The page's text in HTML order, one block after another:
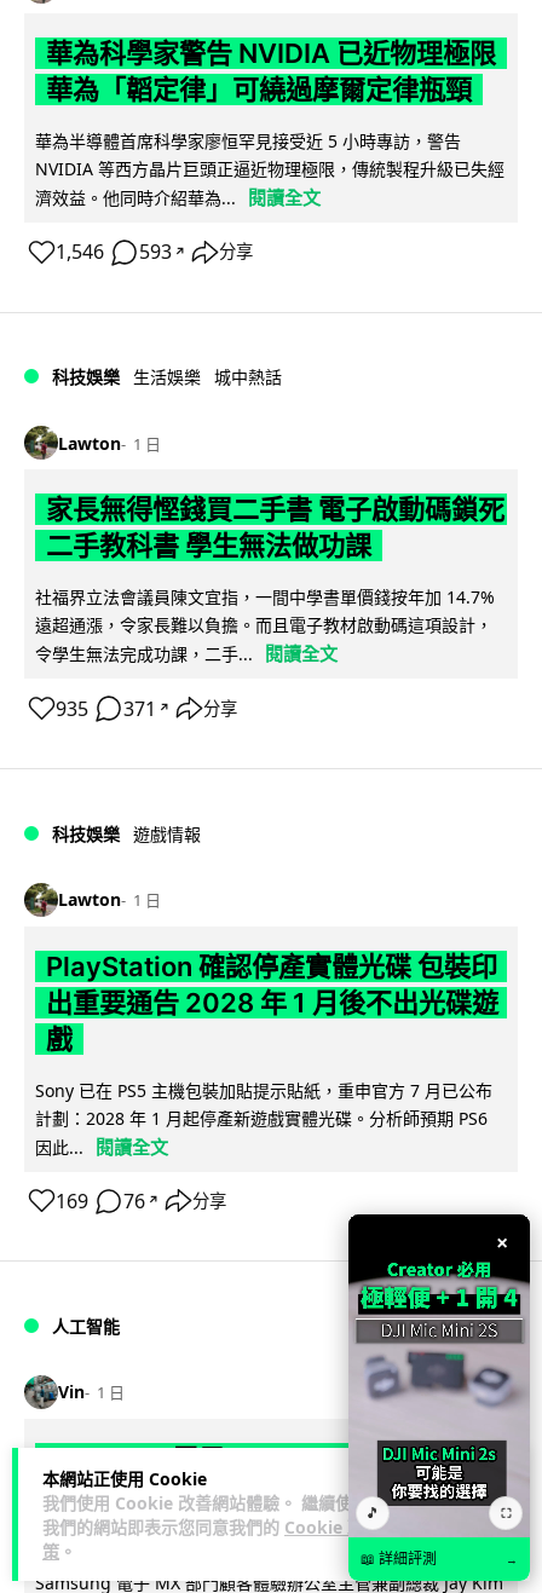
本網站正使用 Cookie
我們使用 Cookie 改善網站體驗。 繼續使用
我們的網站即表示您同意我們的 Cookie 政
策 。
華為科學家警告 NVIDIA 已近物理極限
華為「韜定律」可繞過摩爾定律瓶頸
華為半導體首席科學家廖恒罕見接受近 5 小時專訪，警告
NVIDIA 等西方晶片巨頭正逼近物理極限，傳統製程升級已失經
濟效益。他同時介紹華為...
閱讀全文
1,546 593 ↗ 分享
科技娛樂 生活娛樂 城中熱話
Lawton 1 日
家長無得慳錢買二手書 電子啟動碼鎖死
二手教科書 學生無法做功課
社福界立法會議員陳文宜指，一間中學書單價錢按年加 14.7%
遠超通漲，令家長難以負擔。而且電子教材啟動碼這項設計，
令學生無法完成功課，二手...
閱讀全文
935 371 ↗ 分享
科技娛樂 遊戲情報
Lawton 1 日
PlayStation 確認停產實體光碟 包裝印
出重要通告 2028 年 1 月後不出光碟遊
戲
Sony 已在 PS5 主機包裝加貼提示貼紙，重申官方 7 月已公布
計劃：2028 年 1 月起停產新遊戲實體光碟。分析師預期 PS6
因此...
閱讀全文
169 76 ↗ 分享
人工智能
Vin 1 日
Samsung 展示 Galaxy AI 新方向 未來
手機毋須輸入文字 轉向 Agent 全自動操
作
Samsung 電子 MX 部門顧客體驗辦公室主管兼副總裁 Jay Kim
×
🎵 ⛶
📖 詳細評測 →